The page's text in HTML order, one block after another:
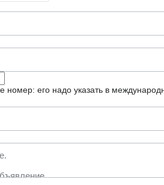
номер: его надо указать в